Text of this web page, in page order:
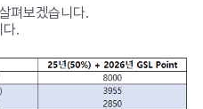
펴보겠습니다.
.